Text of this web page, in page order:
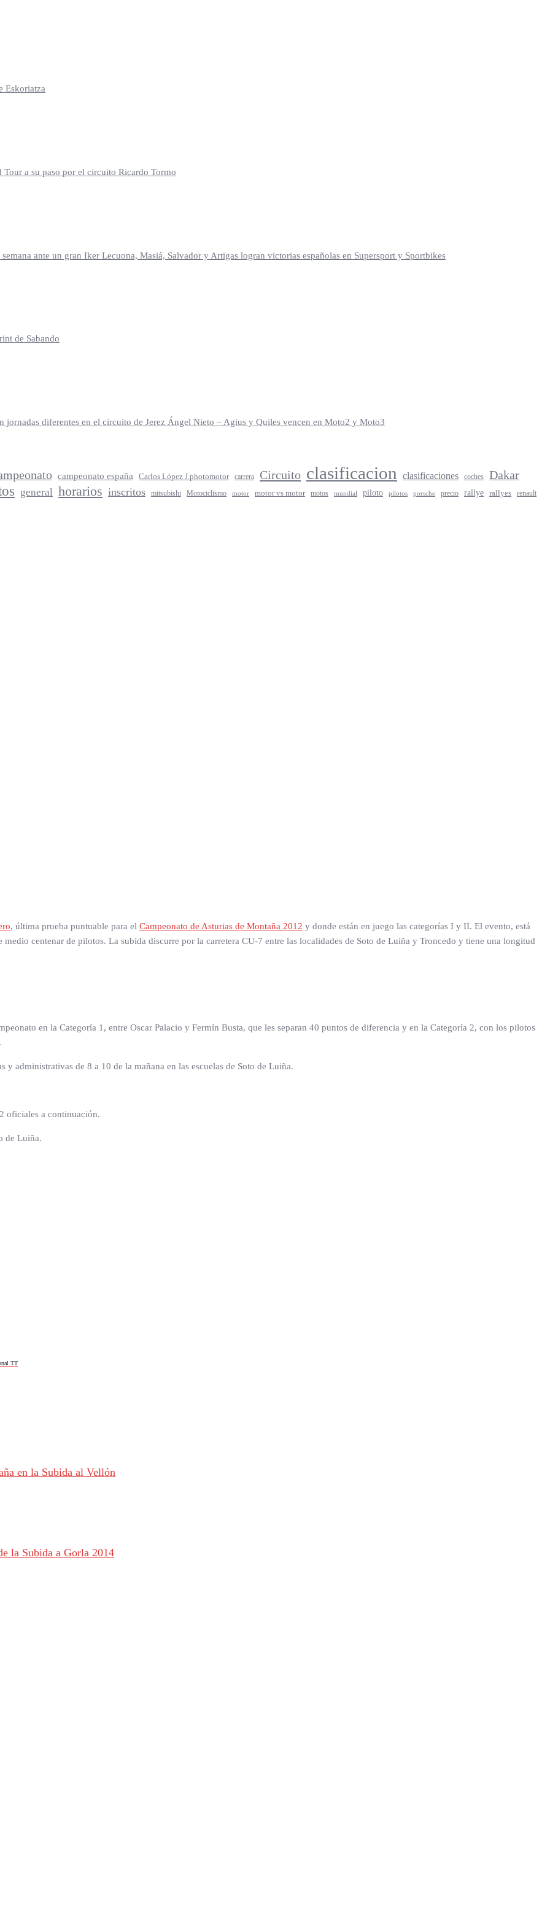
Eskoriatza
a su paso por el circuito Ricardo Tormo
ante un gran Iker Lecuona, Masiá, Salvador y Artigas logran victorias españolas en Supersport y Sportbikes
de Sabando
jornadas diferentes en el circuito de Jerez Ángel Nieto – Agius y Quiles vencen en Moto2 y Moto3
campeonato españa Carlos López J.photomotor carrera Circuito clasificacion clasificaciones coches Dakar
general horarios inscritos mitsubishi Motociclismo motor motor vs motor motos mundial piloto pilotos porsche precio rallye rallyes renault
, última prueba puntuable para el Campeonato de Asturias de Montaña 2012 y donde están en juego las categorías I y II. El evento, está
centenar de pilotos. La subida discurre por la carretera CU-7 entre las localidades de Soto de Luiña y Troncedo y tiene una longitud
en la Categoría 1, entre Oscar Palacio y Fermín Busta, que les separan 40 puntos de diferencia y en la Categoría 2, con los pilotos
administrativas de 8 a 10 de la mañana en las escuelas de Soto de Luiña.
oficiales a continuación.
de Luiña.
TT
en la Subida al Vellón
la Subida a Gorla 2014